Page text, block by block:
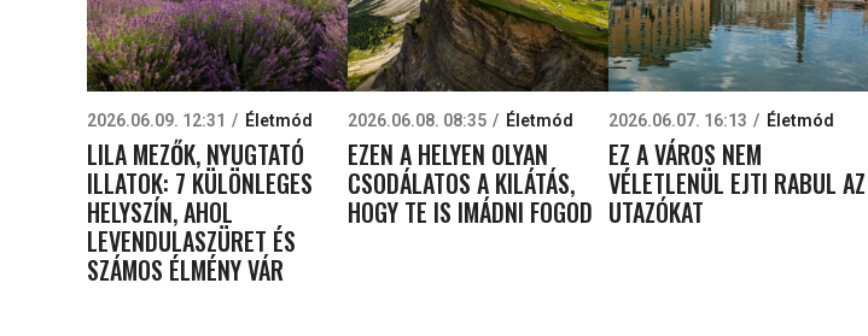
2026.06.09. 12:31 Életmód
LILA MEZŐK, NYUGTATÓ
ILLATOK: 7 KÜLÖNLEGES
HELYSZÍN, AHOL
LEVENDULASZÜRET ÉS
SZÁMOS ÉLMÉNY VÁR
2026.06.08. 08:35 Életmód
EZEN A HELYEN OLYAN
CSODÁLATOS A KILÁTÁS,
HOGY TE IS IMÁDNI FOGOD
2026.06.07. 16:13 Életmód
EZ A VÁROS NEM
VÉLETLENÜL EJTI RABUL AZ
UTAZÓKAT